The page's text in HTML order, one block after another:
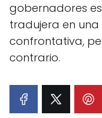
gobernadores
tradujera en
confrontativa,
contrario.